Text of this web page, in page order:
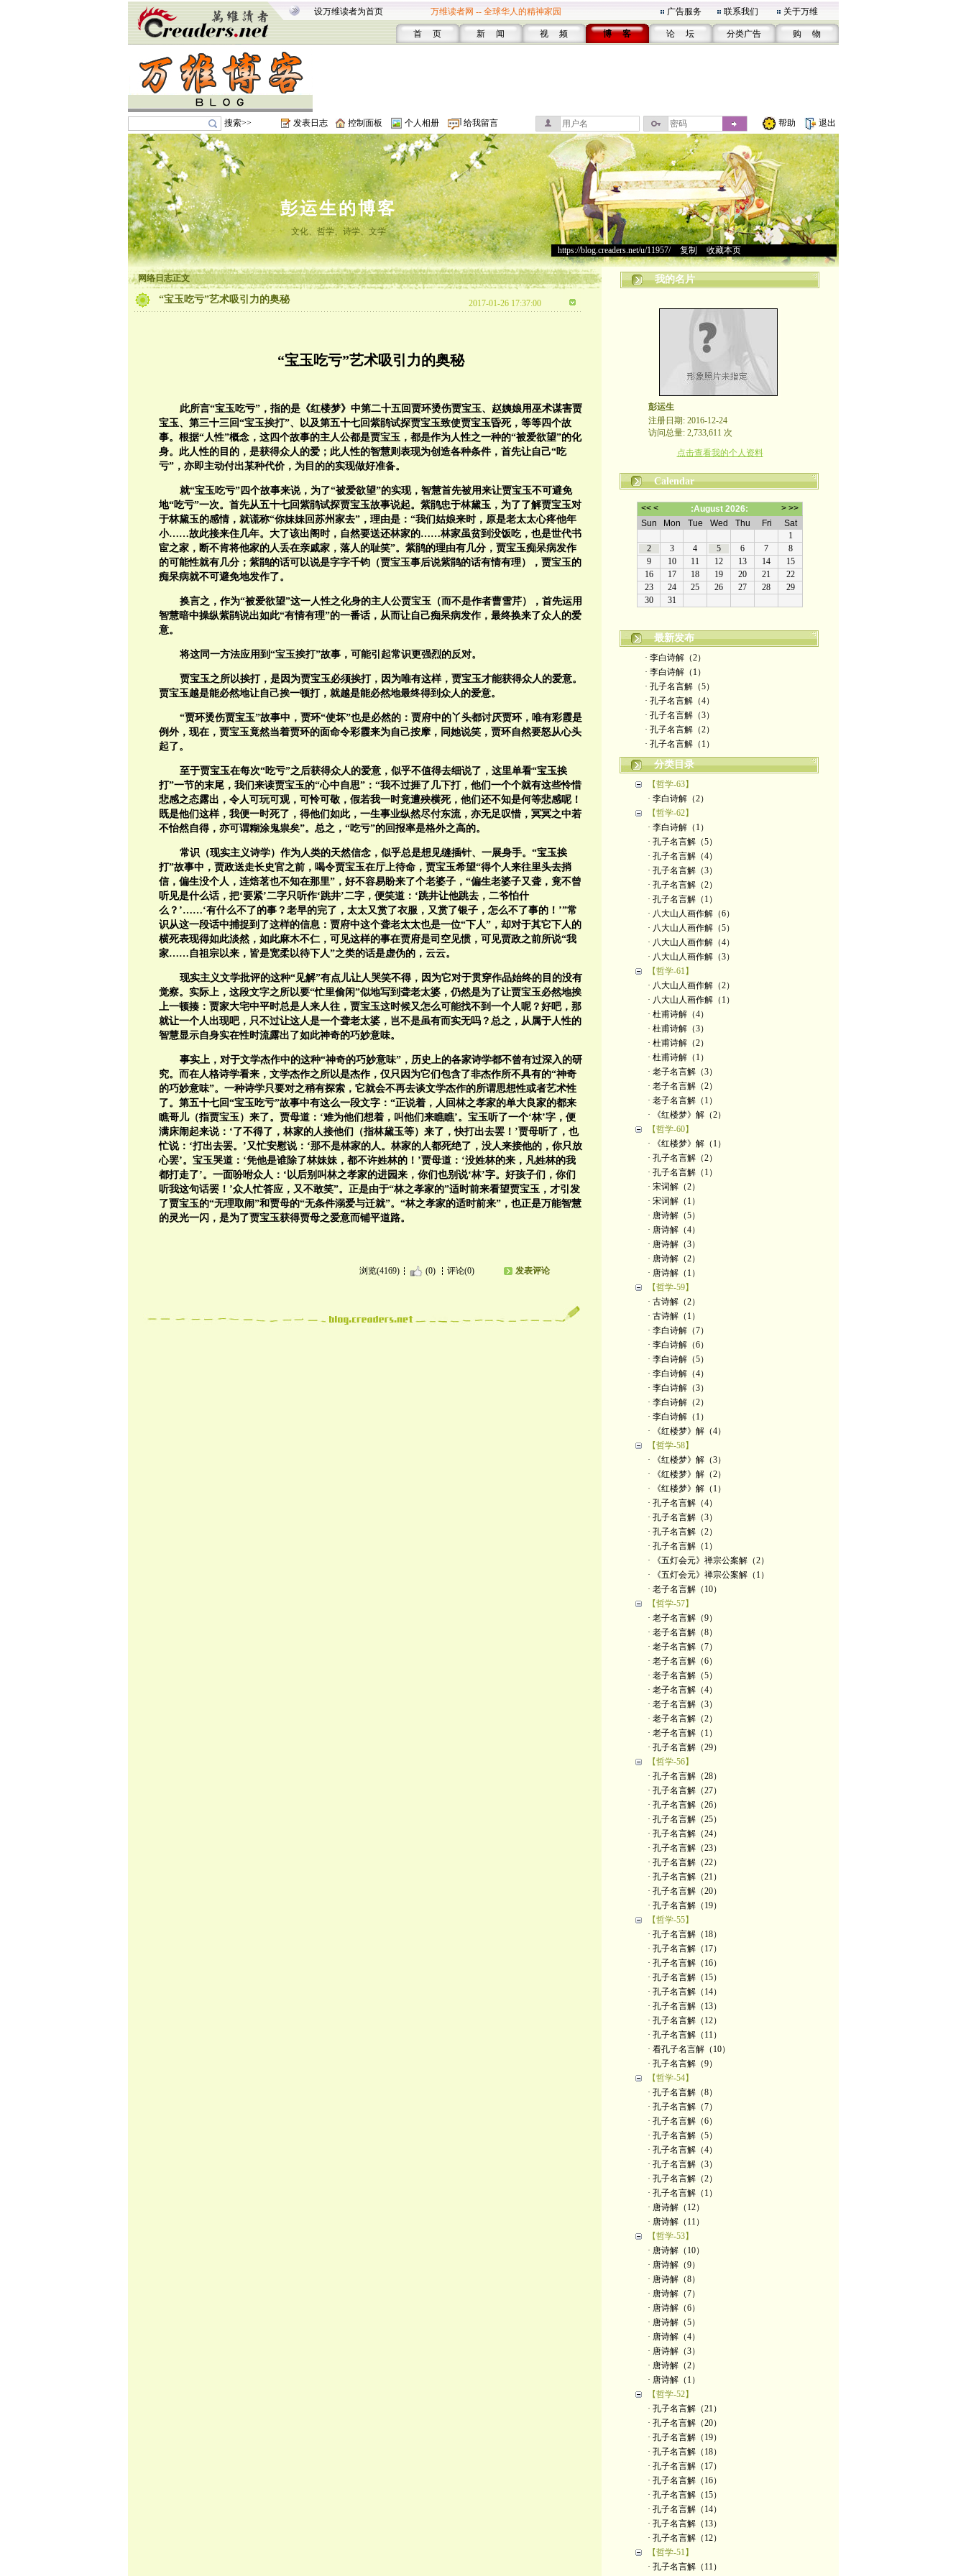
设万维读者为首页 万维读者网 -- 全球华人的精神家园 广告服务 联系我们 关于万维
首 页 新 闻 视 频 博 客 论 坛 分类广告 购 物
搜索>> 发表日志 控制面板 个人相册 给我留言 帮助 退出
彭运生的博客
文化、哲学、诗学、文学
https://blog.creaders.net/u/11957/> 复制 收藏本页
网络日志正文
“宝玉吃亏”艺术吸引力的奥秘 2017-01-26 17:37:00
“宝玉吃亏”艺术吸引力的奥秘
此所言“宝玉吃亏”，指的是《红楼梦》中第二十五回贾环烫伤贾宝玉、赵姨娘用巫术谋害贾
宝玉、第三十三回“宝玉挨打”、以及第五十七回紫鹃试探贾宝玉致使贾宝玉昏死，等等四个故
事。根据“人性”概念，这四个故事的主人公都是贾宝玉，都是作为人性之一种的“被爱欲望”的化
身。此人性的目的，是获得众人的爱；此人性的智慧则表现为创造各种条件，首先让自己“吃
亏”，亦即主动付出某种代价，为目的的实现做好准备。
就“宝玉吃亏”四个故事来说，为了“被爱欲望”的实现，智慧首先被用来让贾宝玉不可避免
地“吃亏”一次。首先从五十七回紫鹃试探贾宝玉故事说起。紫鹃忠于林黛玉，为了了解贾宝玉对
于林黛玉的感情，就谎称“你妹妹回苏州家去”，理由是：“我们姑娘来时，原是老太太心疼他年
小……故此接来住几年。大了该出阁时，自然要送还林家的……林家虽贫到没饭吃，也是世代书
宦之家，断不肯将他家的人丢在亲戚家，落人的耻笑”。紫鹃的理由有几分，贾宝玉痴呆病发作
的可能性就有几分；紫鹃的话可以说是字字千钧（贾宝玉事后说紫鹃的话有情有理），贾宝玉的
痴呆病就不可避免地发作了。
换言之，作为“被爱欲望”这一人性之化身的主人公贾宝玉（而不是作者曹雪芹），首先运用
智慧暗中操纵紫鹃说出如此“有情有理”的一番话，从而让自己痴呆病发作，最终换来了众人的爱
意。
将这同一方法应用到“宝玉挨打”故事，可能引起常识更强烈的反对。
贾宝玉之所以挨打，是因为贾宝玉必须挨打，因为唯有这样，贾宝玉才能获得众人的爱意。
贾宝玉越是能必然地让自己挨一顿打，就越是能必然地最终得到众人的爱意。
“贾环烫伤贾宝玉”故事中，贾环“使坏”也是必然的：贾府中的丫头都讨厌贾环，唯有彩霞是
例外，现在，贾宝玉竟然当着贾环的面命令彩霞来为自己按摩，同她说笑，贾环自然要怒从心头
起了。
至于贾宝玉在每次“吃亏”之后获得众人的爱意，似乎不值得去细说了，这里单看“宝玉挨
打”一节的末尾，我们来读贾宝玉的“心中自思”：“我不过捱了几下打，他们一个个就有这些怜惜
悲感之态露出，令人可玩可观，可怜可敬，假若我一时竟遭殃横死，他们还不知是何等悲感呢！
既是他们这样，我便一时死了，得他们如此，一生事业纵然尽付东流，亦无足叹惜，冥冥之中若
不怡然自得，亦可谓糊涂鬼祟矣”。总之，“吃亏”的回报率是格外之高的。
常识（现实主义诗学）作为人类的天然信念，似乎总是想见缝插针、一展身手。“宝玉挨
打”故事中，贾政送走长史官之前，喝令贾宝玉在厅上待命，贾宝玉希望“得个人来往里头去捎
信，偏生没个人，连焙茗也不知在那里”，好不容易盼来了个老婆子，“偏生老婆子又聋，竟不曾
听见是什么话，把‘要紧’二字只听作‘跳井’二字，便笑道：‘跳井让他跳去，二爷怕什
么？’……‘有什么不了的事？老早的完了，太太又赏了衣服，又赏了银子，怎么不了事的！’”常
识从这一段话中捕捉到了这样的信息：贾府中这个聋老太太也是一位“下人”，却对于其它下人的
横死表现得如此淡然，如此麻木不仁，可见这样的事在贾府是司空见惯，可见贾政之前所说“我
家……自祖宗以来，皆是宽柔以待下人”之类的话是虚伪的，云云。
现实主义文学批评的这种“见解”有点儿让人哭笑不得，因为它对于贯穿作品始终的目的没有
觉察。实际上，这段文字之所以要“忙里偷闲”似地写到聋老太婆，仍然是为了让贾宝玉必然地挨
上一顿揍：贾家大宅中平时总是人来人往，贾宝玉这时候又怎么可能找不到一个人呢？好吧，那
就让一个人出现吧，只不过让这人是一个聋老太婆，岂不是虽有而实无吗？总之，从属于人性的
智慧显示自身实在性时流露出了如此神奇的巧妙意味。
事实上，对于文学杰作中的这种“神奇的巧妙意味”，历史上的各家诗学都不曾有过深入的研
究。而在人格诗学看来，文学杰作之所以是杰作，仅只因为它们包含了非杰作所不具有的“神奇
的巧妙意味”。一种诗学只要对之稍有探索，它就会不再去谈文学杰作的所谓思想性或者艺术性
了。第五十七回“宝玉吃亏”故事中有这么一段文字：“正说着，人回林之孝家的单大良家的都来
瞧哥儿（指贾宝玉）来了。贾母道：‘难为他们想着，叫他们来瞧瞧’。宝玉听了一个‘林’字，便
满床闹起来说：‘了不得了，林家的人接他们（指林黛玉等）来了，快打出去罢！’贾母听了，也
忙说：‘打出去罢。’又忙安慰说：‘那不是林家的人。林家的人都死绝了，没人来接他的，你只放
心罢’。宝玉哭道：‘凭他是谁除了林妹妹，都不许姓林的！’贾母道：‘没姓林的来，凡姓林的我
都打走了’。一面吩咐众人：‘以后别叫林之孝家的进园来，你们也别说‘林’字。好孩子们，你们
听我这句话罢！’众人忙答应，又不敢笑”。正是由于“林之孝家的”适时前来看望贾宝玉，才引发
了贾宝玉的“无理取闹”和贾母的“无条件溺爱与迁就”。“林之孝家的适时前来”，也正是万能智慧
的灵光一闪，是为了贾宝玉获得贾母之爱意而铺平道路。
浏览(4169) (0) 评论(0) 发表评论
我的名片
彭运生
注册日期: 2016-12-24
访问总量: 2,733,611 次
点击查看我的个人资料
Calendar
最新发布
· 李白诗解（2）
· 李白诗解（1）
· 孔子名言解（5）
· 孔子名言解（4）
· 孔子名言解（3）
· 孔子名言解（2）
· 孔子名言解（1）
分类目录
【哲学-63】
· 李白诗解（2）
【哲学-62】
· 李白诗解（1）
· 孔子名言解（5）
· 孔子名言解（4）
· 孔子名言解（3）
· 孔子名言解（2）
· 孔子名言解（1）
· 八大山人画作解（6）
· 八大山人画作解（5）
· 八大山人画作解（4）
· 八大山人画作解（3）
【哲学-61】
· 八大山人画作解（2）
· 八大山人画作解（1）
· 杜甫诗解（4）
· 杜甫诗解（3）
· 杜甫诗解（2）
· 杜甫诗解（1）
· 老子名言解（3）
· 老子名言解（2）
· 老子名言解（1）
· 《红楼梦》解（2）
【哲学-60】
· 《红楼梦》解（1）
· 孔子名言解（2）
· 孔子名言解（1）
· 宋词解（2）
· 宋词解（1）
· 唐诗解（5）
· 唐诗解（4）
· 唐诗解（3）
· 唐诗解（2）
· 唐诗解（1）
【哲学-59】
· 古诗解（2）
· 古诗解（1）
· 李白诗解（7）
· 李白诗解（6）
· 李白诗解（5）
· 李白诗解（4）
· 李白诗解（3）
· 李白诗解（2）
· 李白诗解（1）
· 《红楼梦》解（4）
【哲学-58】
· 《红楼梦》解（3）
· 《红楼梦》解（2）
· 《红楼梦》解（1）
· 孔子名言解（4）
· 孔子名言解（3）
· 孔子名言解（2）
· 孔子名言解（1）
· 《五灯会元》禅宗公案解（2）
· 《五灯会元》禅宗公案解（1）
· 老子名言解（10）
【哲学-57】
· 老子名言解（9）
· 老子名言解（8）
· 老子名言解（7）
· 老子名言解（6）
· 老子名言解（5）
· 老子名言解（4）
· 老子名言解（3）
· 老子名言解（2）
· 老子名言解（1）
· 孔子名言解（29）
【哲学-56】
· 孔子名言解（28）
· 孔子名言解（27）
· 孔子名言解（26）
· 孔子名言解（25）
· 孔子名言解（24）
· 孔子名言解（23）
· 孔子名言解（22）
· 孔子名言解（21）
· 孔子名言解（20）
· 孔子名言解（19）
【哲学-55】
· 孔子名言解（18）
· 孔子名言解（17）
· 孔子名言解（16）
· 孔子名言解（15）
· 孔子名言解（14）
· 孔子名言解（13）
· 孔子名言解（12）
· 孔子名言解（11）
· 看孔子名言解（10）
· 孔子名言解（9）
【哲学-54】
· 孔子名言解（8）
· 孔子名言解（7）
· 孔子名言解（6）
· 孔子名言解（5）
· 孔子名言解（4）
· 孔子名言解（3）
· 孔子名言解（2）
· 孔子名言解（1）
· 唐诗解（12）
· 唐诗解（11）
【哲学-53】
· 唐诗解（10）
· 唐诗解（9）
· 唐诗解（8）
· 唐诗解（7）
· 唐诗解（6）
· 唐诗解（5）
· 唐诗解（4）
· 唐诗解（3）
· 唐诗解（2）
· 唐诗解（1）
【哲学-52】
· 孔子名言解（21）
· 孔子名言解（20）
· 孔子名言解（19）
· 孔子名言解（18）
· 孔子名言解（17）
· 孔子名言解（16）
· 孔子名言解（15）
· 孔子名言解（14）
· 孔子名言解（13）
· 孔子名言解（12）
【哲学-51】
· 孔子名言解（11）